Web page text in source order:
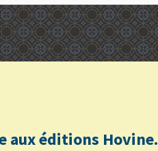
aux éditions Hovine.